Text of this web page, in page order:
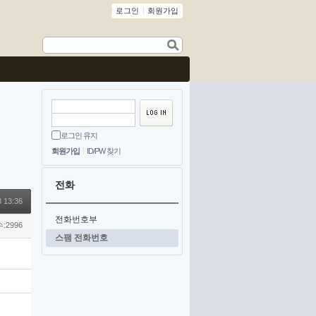
로그인 회원가입
로그인 유지
회원가입
ID/PW 찾기
전화
전화번호부
스팸 전화번호
13:36
:2996